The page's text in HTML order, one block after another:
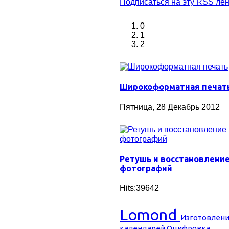
Подписаться на эту RSS
0
1
2
Широкоформатная
Пятница, 28 Декабрь 2012
Ретушь и восстановление
фотографий
Hits:39642
Lomond